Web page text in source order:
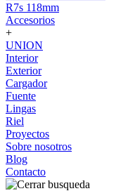
R7s 118mm
Accesorios
+
UNION
Interior
Exterior
Cargador
Fuente
Lingas
Riel
Proyectos
Sobre nosotros
Blog
Contacto